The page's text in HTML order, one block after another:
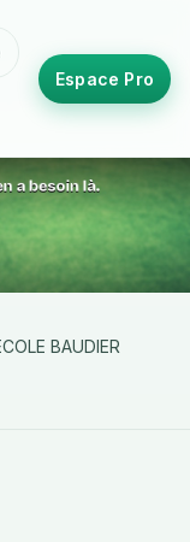
Espace Pro
BAUDIER